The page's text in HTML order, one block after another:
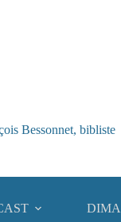
Bessonnet, bibliste